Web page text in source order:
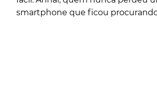
smartphone que ficou